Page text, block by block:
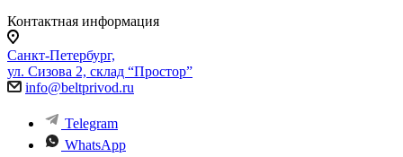
Контактная информация
Санкт-Петербург,
ул. Сизова 2, склад “Простор”
info@beltprivod.ru
Telegram
WhatsApp